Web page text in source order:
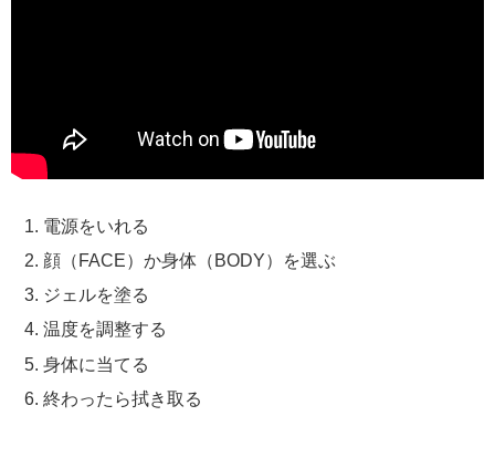
電源をいれる
顔（FACE）か身体（BODY）を選ぶ
ジェルを塗る
温度を調整する
身体に当てる
終わったら拭き取る